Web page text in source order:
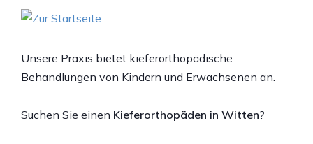
Unsere Praxis bietet kieferorthopädische
Behandlungen von Kindern und Erwachsenen an.
Suchen Sie einen Kieferorthopäden in Witten?